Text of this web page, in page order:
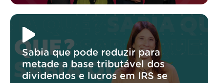
Sabia que pode reduzir para
metade a base tributável dos
dividendos e lucros em IRS se